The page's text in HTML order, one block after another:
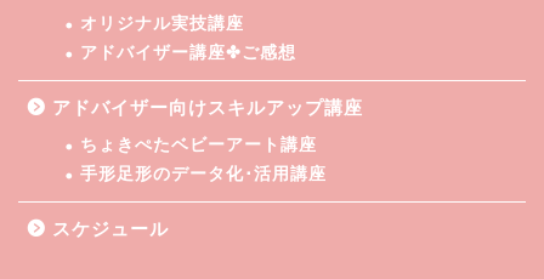
オリジナル実技講座
アドバイザー講座✤ご感想
アドバイザー向けスキルアップ講座
ちょきぺたベビーアート講座
手形足形のデータ化･活用講座
スケジュール